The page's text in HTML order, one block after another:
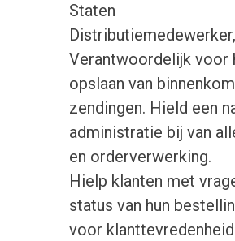
Staten
Verantwoordelijk voor
opslaan van
zendingen. Hield een
administratie bij van
en orderverwerking.
Hielp klanten met
status van hun
voor